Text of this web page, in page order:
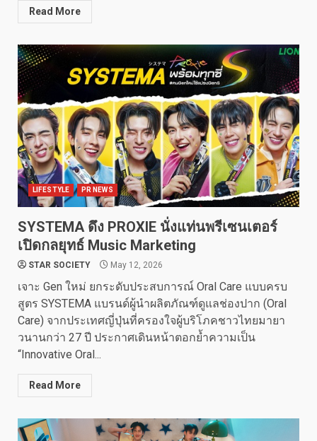
Read More
LIFESTYLE PR NEWS
SYSTEMA ดึง PROXIE นั่งแท่นพรีเซนเตอร์
เปิดกลยุทธ์ Music Marketing
STAR SOCIETY May 12, 2026
เจาะ Gen ใหม่ ยกระดับประสบการณ์ Oral Care แบบครบ
สูตร SYSTEMA แบรนด์ผู้นำผลิตภัณฑ์ดูแลช่องปาก (Oral
Care) จากประเทศญี่ปุ่นที่ครองใจผู้บริโภคชาวไทยมายา
วนานกว่า 27 ปี ประกาศเดินหน้าตอกย้ำความเป็น
“Innovative Oral...
Read More